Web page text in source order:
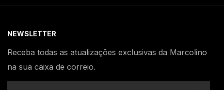
NEWSLETTER
Receba todas as atualizações exclusivas da Marcolino
na sua caixa de correio.